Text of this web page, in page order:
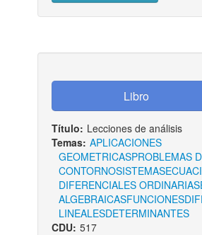
Título: Lecciones de análisis
Temas: APLICACIONES
GEOMETRICASPROBLEMAS
CONTORNOSISTEMAS
DIFERENCIALES ORDINARIAS
ALGEBRAICASFUNCIONES
LINEALESDETERMINANTES
CDU: 517